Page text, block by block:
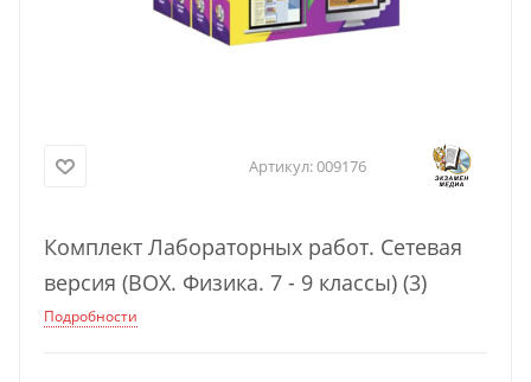
Артикул:009176
Комплект Лабораторных работ. Сетевая
версия (BOX. Физика. 7 - 9 классы) (3)
Подробности